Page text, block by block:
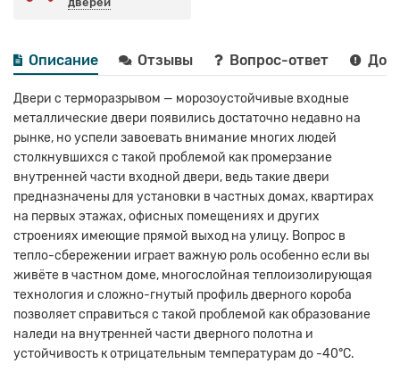
Описание Отзывы Вопрос-ответ
Двери с терморазрывом — морозоустойчивые входные
металлические двери появились достаточно недавно на
рынке, но успели завоевать внимание многих людей
столкнувшихся с такой проблемой как промерзание
внутренней части входной двери, ведь такие двери
предназначены для установки в частных домах, квартирах
на первых этажах, офисных помещениях и других
строениях имеющие прямой выход на улицу. Вопрос в
тепло-сбережении играет важную роль особенно если вы
живёте в частном доме, многослойная теплоизолирующая
технология и сложно-гнутый профиль дверного короба
позволяет справиться с такой проблемой как образование
наледи на внутренней части дверного полотна и
устойчивость к отрицательным температурам до -40°С.